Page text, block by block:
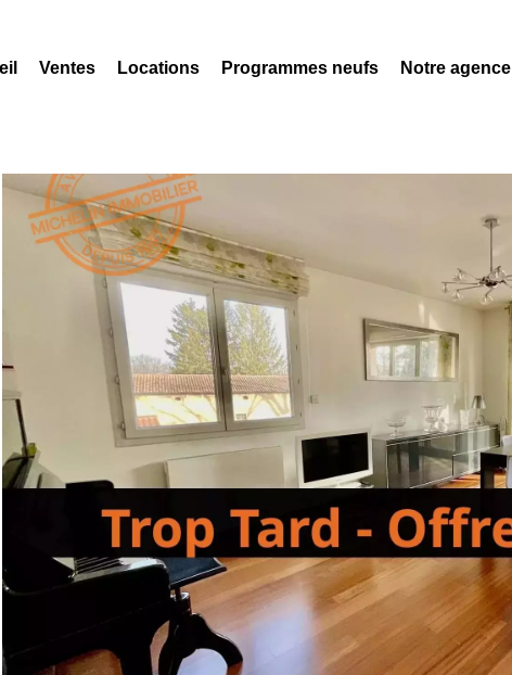
Ventes Locations Programmes neufs Notre agence